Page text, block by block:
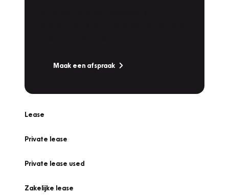
Maak een afspraak
Lease
Private lease
Private lease used
Zakelijke lease